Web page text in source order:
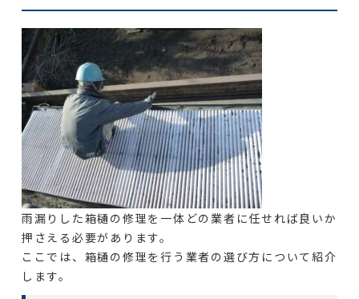
雨漏りした箱樋の修理を一体どの業者に任せれば良いか
押さえる必要があります。
ここでは、箱樋の修理を行う業者の選び方について紹介
します。